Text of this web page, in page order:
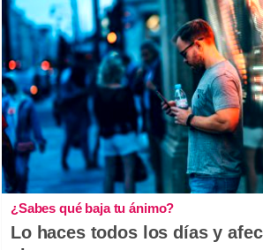
¿Sabes qué baja tu ánimo?
Lo haces todos los días y